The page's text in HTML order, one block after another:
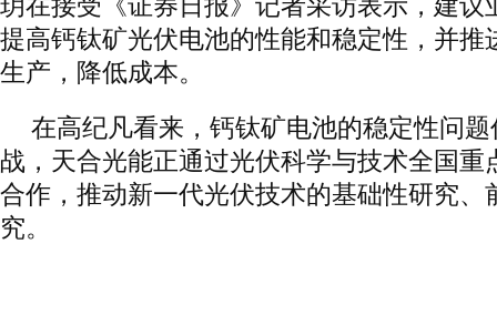
提高钙钛矿光伏电池的性能和稳定性，并推
生产，降低成本。
在高纪凡看来，钙钛矿电池的稳定性问
战，天合光能正通过光伏科学与技术全国重
合作，推动新一代光伏技术的基础性研究、
究。